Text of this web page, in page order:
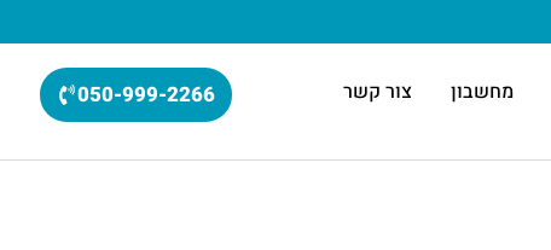
מחשבון צור קשר 050-999-2266